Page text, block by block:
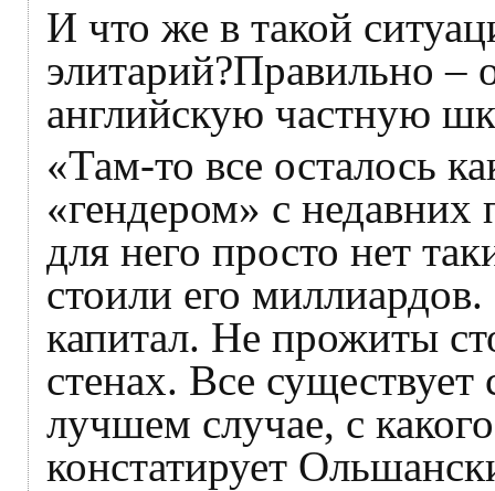
И что же в такой
элитарий?Правильно –
английскую частную
«Там-то все осталось
«гендером» с
для него просто нет
стоили его
капитал. Не прожиты
стенах. Все
лучшем случае, с
констатирует